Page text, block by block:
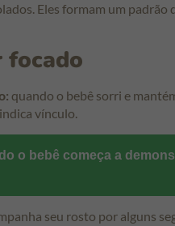
Eles formam um padrão
focado
quando o bebê sorri e
vínculo.
o bebê começa a
seu rosto por alguns